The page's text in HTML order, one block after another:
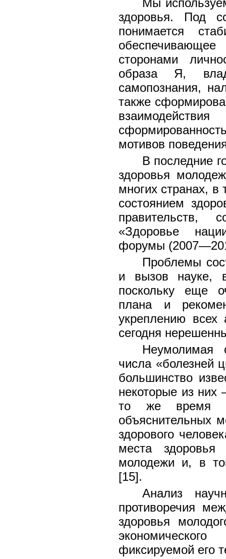
Мы
здоровья. Под
понимается
сторонами
образа Я,
самопознания,
также
мотивов
В последние
здоровья
многих странах, в
состоянием
правительств,
«Здоровье
форумы
Проблемы
и вызов науке,
поскольку еще
плана и
укреплению всех
сегодня
Неумолимая
числа «болезней
большинство
некоторые из
то же время
объяснительных
здорового
места здоровья
молодежи и, в
[15].
Анализ
противоречия
здоровья
фиксируемой его